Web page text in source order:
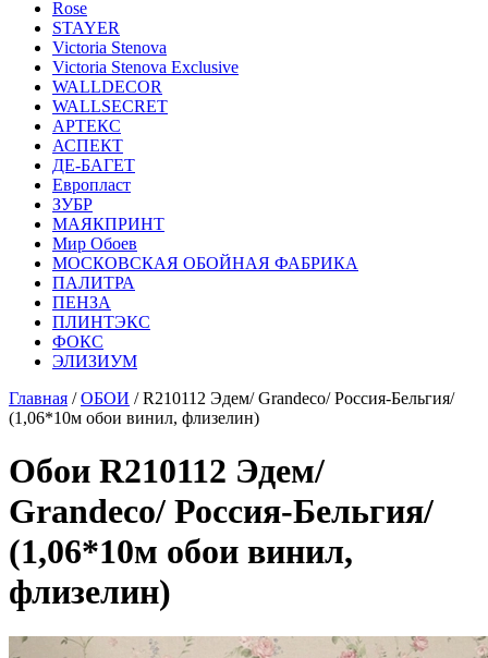
Rose
STAYER
Victoria Stenova
Victoria Stenova Exclusive
WALLDECOR
WALLSECRET
АРТЕКС
АСПЕКТ
ДЕ-БАГЕТ
Европласт
ЗУБР
МАЯКПРИНТ
Мир Обоев
МОСКОВСКАЯ ОБОЙНАЯ ФАБРИКА
ПАЛИТРА
ПЕНЗА
ПЛИНТЭКС
ФОКС
ЭЛИЗИУМ
Главная /ОБОИ / R210112 Эдем/ Grandeco/ Россия-Бельгия/
(1,06*10м обои винил, флизелин)
Обои R210112 Эдем/
Grandeco/ Россия-Бельгия/
(1,06*10м обои винил,
флизелин)